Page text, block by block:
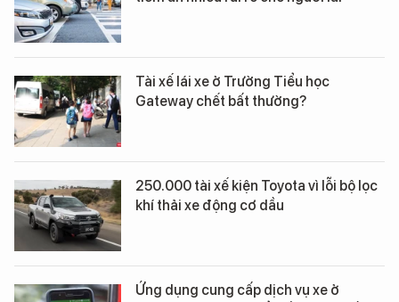
Tài xế lái xe ở Trường Tiểu học
Gateway chết bất thường?
250.000 tài xế kiện Toyota vì lỗi bộ lọc
khí thải xe động cơ dầu
Ứng dụng cung cấp dịch vụ xe ở